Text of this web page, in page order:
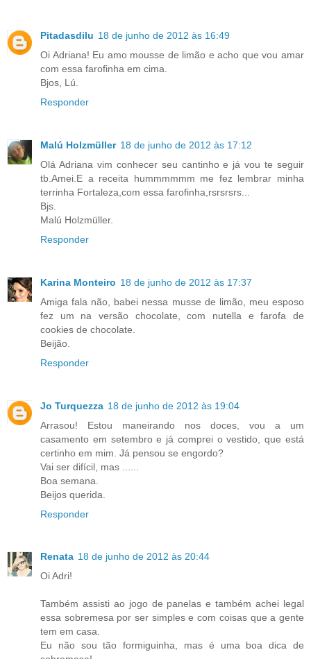
Pitadasdilu 18 de junho de 2012 às 16:49
Oi Adriana! Eu amo mousse de limão e acho que vou amar
com essa farofinha em cima.
Bjos, Lú.
Responder
Malú Holzmüller 18 de junho de 2012 às 17:12
Olá Adriana vim conhecer seu cantinho e já vou te seguir
tb.Amei.E a receita hummmmmm me fez lembrar minha
terrinha Fortaleza,com essa farofinha,rsrsrsrs...
Bjs.
Malú Holzmüller.
Responder
Karina Monteiro 18 de junho de 2012 às 17:37
Amiga fala não, babei nessa musse de limão, meu esposo
fez um na versão chocolate, com nutella e farofa de
cookies de chocolate.
Beijão.
Responder
Jo Turquezza 18 de junho de 2012 às 19:04
Arrasou! Estou maneirando nos doces, vou a um
casamento em setembro e já comprei o vestido, que está
certinho em mim. Já pensou se engordo?
Vai ser difícil, mas ......
Boa semana.
Beijos querida.
Responder
Renata 18 de junho de 2012 às 20:44
Oi Adri!
Também assisti ao jogo de panelas e também achei legal
essa sobremesa por ser simples e com coisas que a gente
tem em casa.
Eu não sou tão formiguinha, mas é uma boa dica de